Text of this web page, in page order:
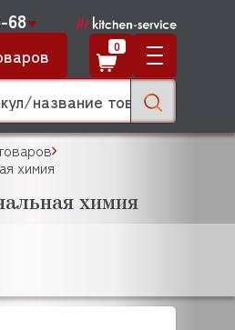
68
0
химия
химия